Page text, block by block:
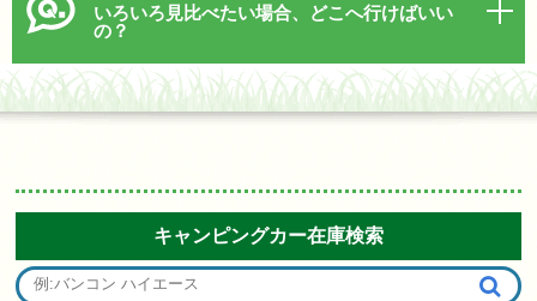
いろいろ見比べたい場合、どこへ行けばいい
の？
キャンピングカー在庫検索